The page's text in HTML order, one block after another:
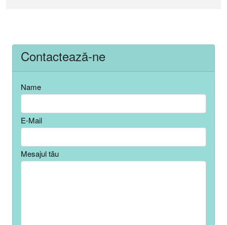
Contactează-ne
Name
E-Mail
Mesajul tău